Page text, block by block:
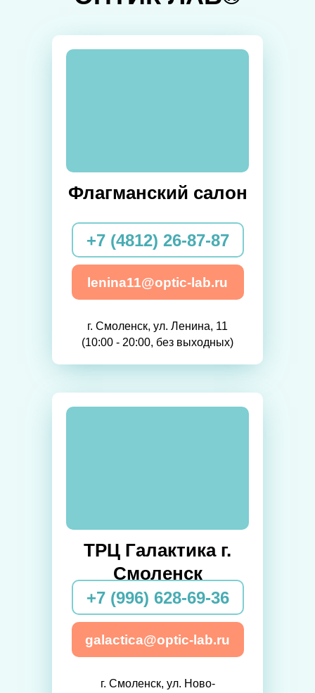
г. Смоленск, ул. Ленина, 11
(10:00 - 20:00, без выходных)
Флагманский салон
+7 (4812) 26-87-87
lenina11@optic-lab.ru
+7 (996) 628-69-36
galactica@optic-lab.ru
ТРЦ Галактика г.
Смоленск
г. Смоленск, ул. Ново-